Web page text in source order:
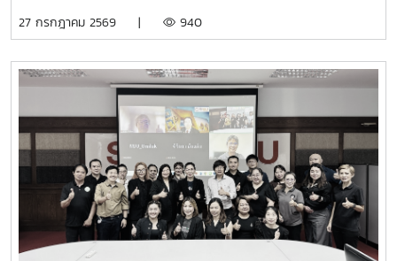
เทคโนโลยีแห่งชาติ และสัปดาห์วิทยาศาสตร์ แห่งชาติ ประจำปี
27 กรกฎาคม 2569 | 940